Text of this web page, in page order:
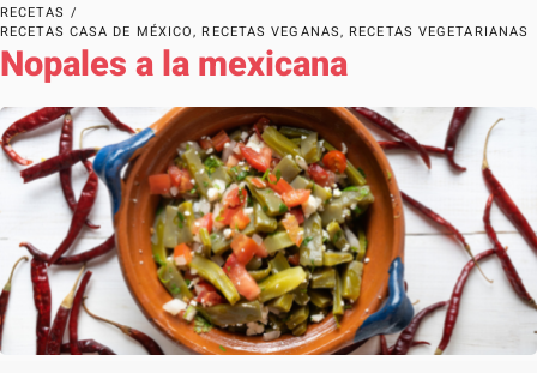
RECETAS /
RECETAS CASA DE MÉXICO, RECETAS VEGANAS, RECETAS VEGETARIANAS
Nopales a la mexicana